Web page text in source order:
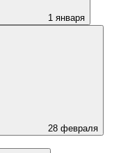
1 января
28 февраля